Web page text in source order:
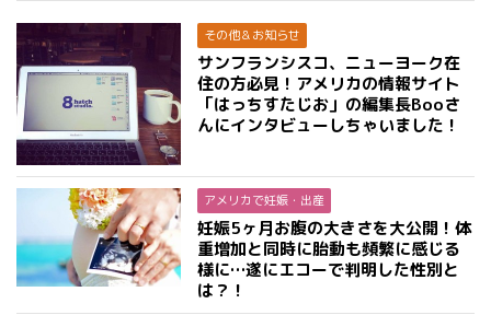
その他＆お知らせ
サンフランシスコ、ニューヨーク在
住の方必見！アメリカの情報サイト
「はっちすたじお」の編集長Booさ
んにインタビューしちゃいました！
アメリカで妊娠・出産
妊娠5ヶ月お腹の大きさを大公開！体
重増加と同時に胎動も頻繁に感じる
様に…遂にエコーで判明した性別と
は？！